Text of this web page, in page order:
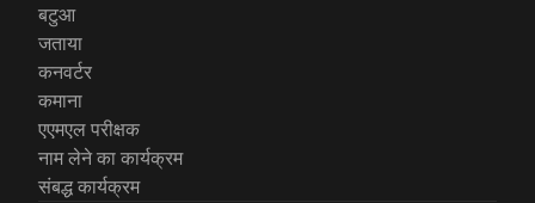
बटुआ
जताया
कनवर्टर
कमाना
एएमएल परीक्षक
नाम लेने का कार्यक्रम
संबद्ध कार्यक्रम